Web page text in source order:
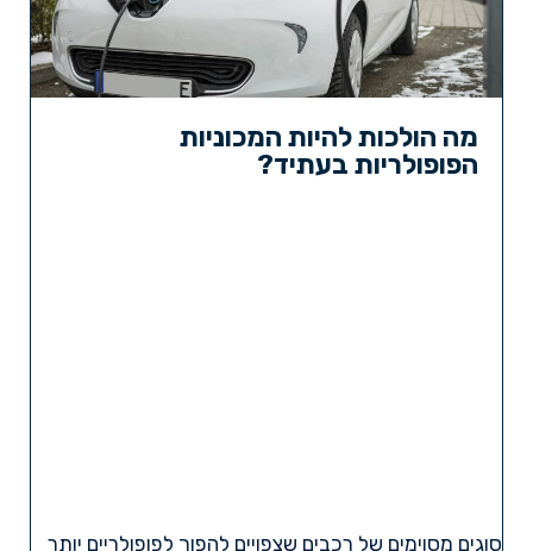
מה הולכות להיות המכוניות
הפופולריות בעתיד?
סוגים מסוימים של רכבים שצפויים להפוך לפופולריים יותר